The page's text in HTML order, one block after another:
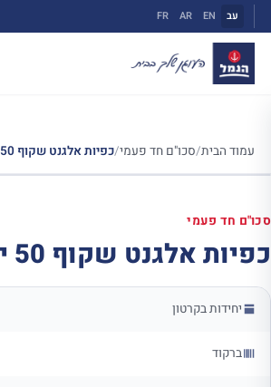
לתוכן
עב EN
AR
FR
עמוד הבית/סכו"ם חד פעמי/כפיות אלגנט שקוף 50 יח'
סכו"ם חד פעמי
כפיות אלגנט שקוף 50 יח'
יחידות בקרטון
ברקוד